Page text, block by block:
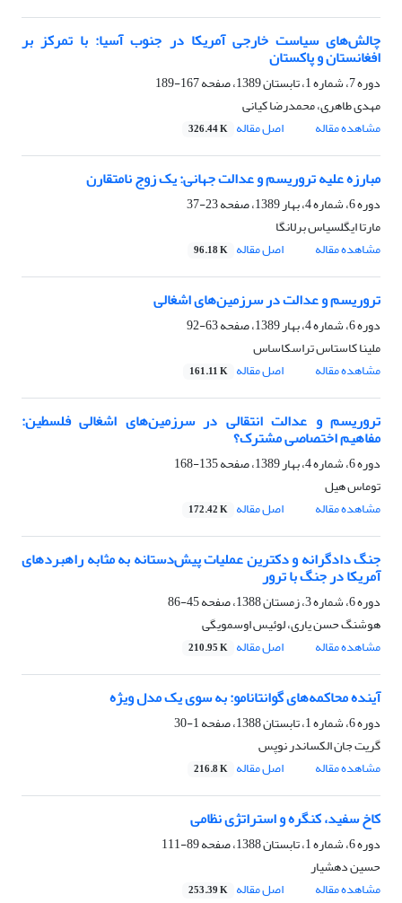
چالش‌های سیاست خارجی آمریکا در جنوب آسیا: با تمرکز بر
افغانستان و پاکستان
دوره 7، شماره 1، تابستان 1389، صفحه
167-189
مهدی طاهری، محمدرضا کیانی
مشاهده مقاله
اصل مقاله 326.44 K
مبارزه علیه تروریسم و عدالت جهانی: یک زوج نامتقارن
دوره 6، شماره 4، بهار 1389، صفحه
23-37
مارتا ایگلسیاس برلانگا
مشاهده مقاله
اصل مقاله 96.18 K
تروریسم و عدالت در سرزمین‌های اشغالی
دوره 6، شماره 4، بهار 1389، صفحه
63-92
ملینا کاستاس تراسکاساس
مشاهده مقاله
اصل مقاله 161.11 K
تروریسم و عدالت انتقالی در سرزمین‌های اشغالی فلسطین:
مفاهیم اختصاصی مشترک؟
دوره 6، شماره 4، بهار 1389، صفحه
135-168
توماس هیل
مشاهده مقاله
اصل مقاله 172.42 K
جنگ دادگرانه و دکترین عملیات پیش‌دستانه به مثابه راهبردهای
آمریکا در جنگ با ترور
دوره 6، شماره 3، زمستان 1388، صفحه
45-86
هوشنگ حسن یاری، لوئیس اوسمویگی
مشاهده مقاله
اصل مقاله 210.95 K
آینده محاکمه‌های گوانتانامو: به سوی یک مدل ویژه
دوره 6، شماره 1، تابستان 1388، صفحه
1-30
گریت جان الکساندر نوپس
مشاهده مقاله
اصل مقاله 216.8 K
کاخ سفید، کنگره و استراتژی نظامی
دوره 6، شماره 1، تابستان 1388، صفحه
89-111
حسین دهشیار
مشاهده مقاله
اصل مقاله 253.39 K